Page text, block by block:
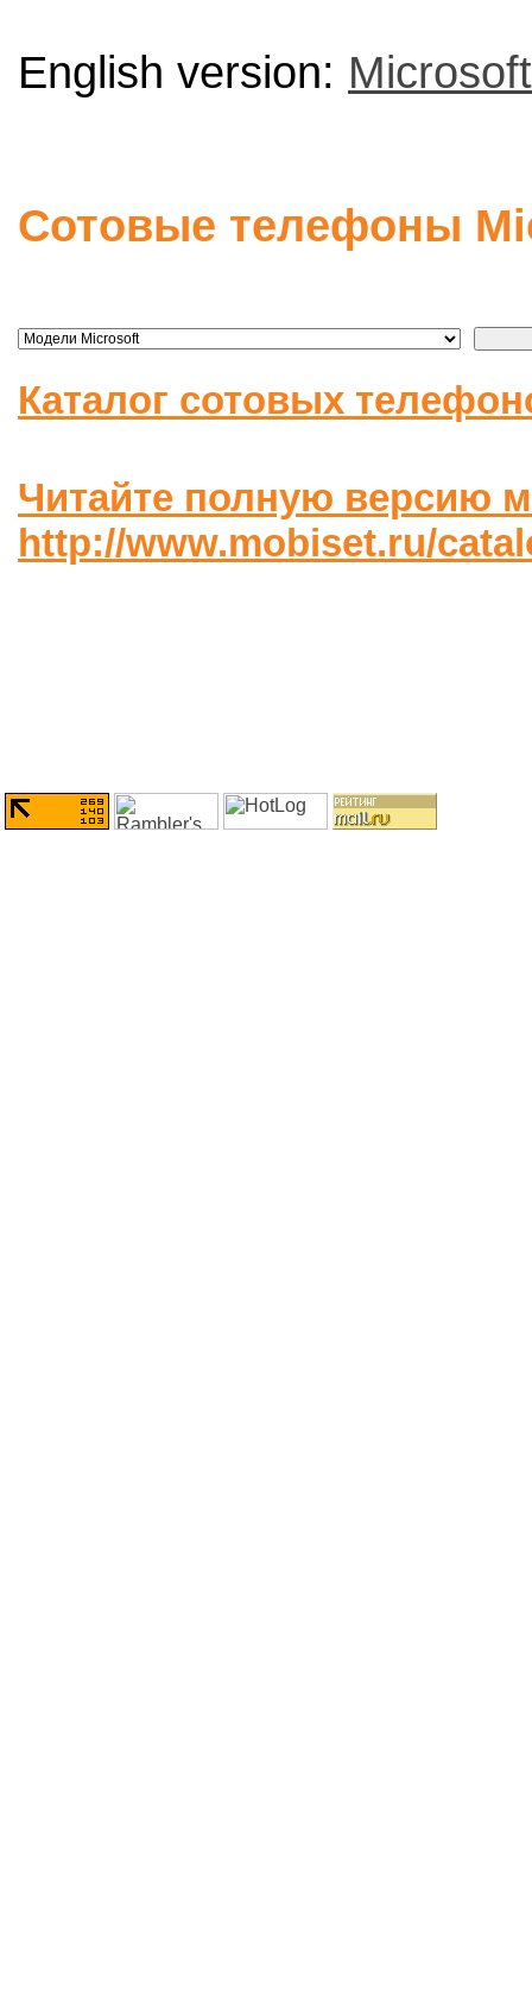
English version:
Сотовые телефоны
Каталог сотовых
Читайте полную версию
http://www.mobiset.ru/